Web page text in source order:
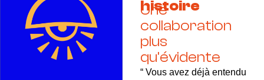
histoire
Une
collaboration
plus
qu’évidente
“ Vous avez déjà entendu